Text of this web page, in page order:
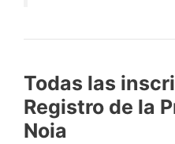
Todas las
Registro de la
Noia